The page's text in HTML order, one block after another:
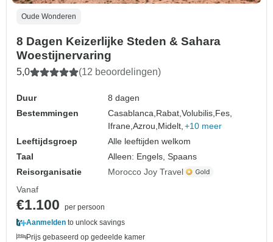
Oude Wonderen
8 Dagen Keizerlijke Steden & Sahara
Woestijnervaring
5,0 (12 beoordelingen)
Duur
8 dagen
Bestemmingen
Casablanca, Rabat,Volubilis, Fes,
Ifrane,Azrou, Midelt, +10 meer
Leeftijdsgroep
Alle leeftijden welkom
Taal
Alleen: Engels, Spaans
Reisorganisatie
Morocco Joy Travel
Vanaf
€1.100
per persoon
Aanmelden to unlock savings
Prijs gebaseerd op gedeelde kamer